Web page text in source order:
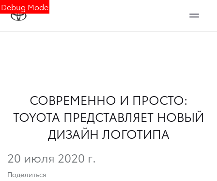
Debug Mode
СОВРЕМЕННО И ПРОСТО:
TOYOTA ПРЕДСТАВЛЯЕТ НОВЫЙ
ДИЗАЙН ЛОГОТИПА
20 июля 2020 г.
Поделиться